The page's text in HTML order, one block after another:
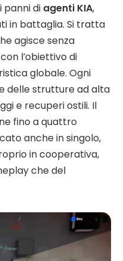
panni di agenti KIA,
in battaglia. Si tratta
agisce senza
l’obiettivo di
globale. Ogni
delle strutture ad alta
e recuperi ostili. Il
fino a quattro
anche in singolo,
in cooperativa,
che del